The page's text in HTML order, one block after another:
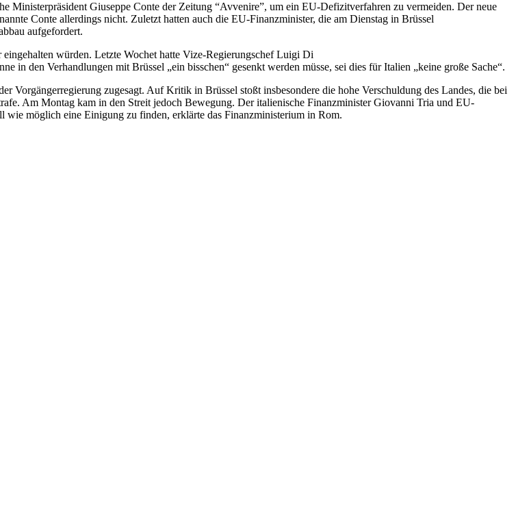
Ministerpräsident Giuseppe Conte der Zeitung “Avvenire”, um ein EU-Defizitverfahren zu vermeiden. Der neue
Conte allerdings nicht. Zuletzt hatten auch die EU-Finanzminister, die am Dienstag in Brüssel
aufgefordert.
würden. Letzte Wochet hatte Vize-Regierungschef Luigi Di
in den Verhandlungen mit Brüssel „ein bisschen“ gesenkt werden müsse, sei dies fürItalien „keine große Sache“.
Vorgängerregierung zugesagt. Auf Kritik in Brüssel stoßt insbesondere die hohe Verschuldung des Landes, die bei
Am Montag kam in den Streit jedoch Bewegung. Der italienische Finanzminister Giovanni Tria und EU-
möglich eine Einigung zu finden, erklärte das Finanzministerium in Rom.